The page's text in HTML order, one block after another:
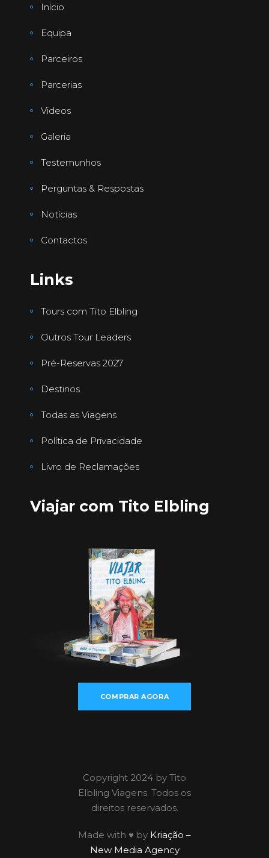
Início
Equipa
Parceiros
Parcerias
Videos
Galeria
Testemunhos
Perguntas & Respostas
Notícias
Contactos
Links
Tours com Tito Elbling
Outros Tour Leaders
Pré-Reservas 2027
Destinos
Todas as Viagens
Política de Privacidade
Livro de Reclamações
Viajar com Tito Elbling
COMPRAR AGORA
Copyright 2024 by Tito
Elbling Viagens. Todos os
direitos reservados.
Made with ♥ by Kriação –
New Media Agency